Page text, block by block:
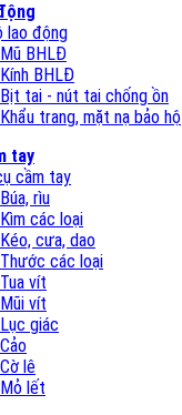
lao động
Mũ BHLĐ
Kính BHLĐ
Bịt tai - nút tai chống ồn
Khẩu trang, mặt nạ bảo hộ
tay
cầm tay
Búa, rìu
Kìm các loại
Kéo, cưa, dao
Thước các loại
Tua vít
Mũi vít
Lục giác
Cảo
Cờ lê
Mỏ lết